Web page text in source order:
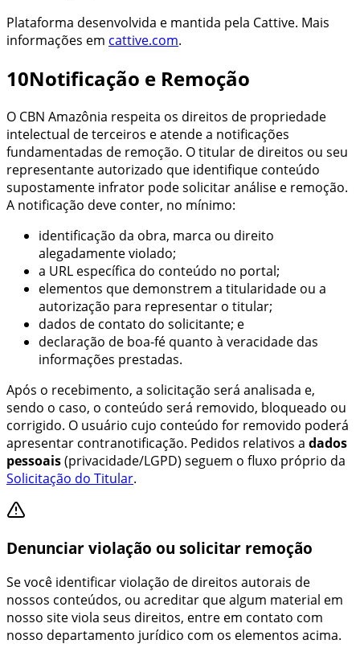
Plataforma desenvolvida e mantida pela Cattive. Mais
informações em cattive.com.
10Notificação e Remoção
O CBN Amazônia respeita os direitos de propriedade
intelectual de terceiros e atende a notificações
fundamentadas de remoção. O titular de direitos ou seu
representante autorizado que identifique conteúdo
supostamente infrator pode solicitar análise e remoção.
A notificação deve conter, no mínimo:
identificação da obra, marca ou direito
alegadamente violado;
a URL específica do conteúdo no portal;
elementos que demonstrem a titularidade ou a
autorização para representar o titular;
dados de contato do solicitante; e
declaração de boa-fé quanto à veracidade das
informações prestadas.
Após o recebimento, a solicitação será analisada e,
sendo o caso, o conteúdo será removido, bloqueado ou
corrigido. O usuário cujo conteúdo for removido poderá
apresentar contranotificação. Pedidos relativos a dados
pessoais(privacidade/LGPD) seguem o fluxo próprio da
Solicitação do Titular.
Denunciar violação ou solicitar remoção
Se você identificar violação de direitos autorais de
nossos conteúdos, ou acreditar que algum material em
nosso site viola seus direitos, entre em contato com
nosso departamento jurídico com os elementos acima.